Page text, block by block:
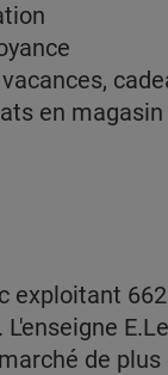
en magasin
exploitant
de